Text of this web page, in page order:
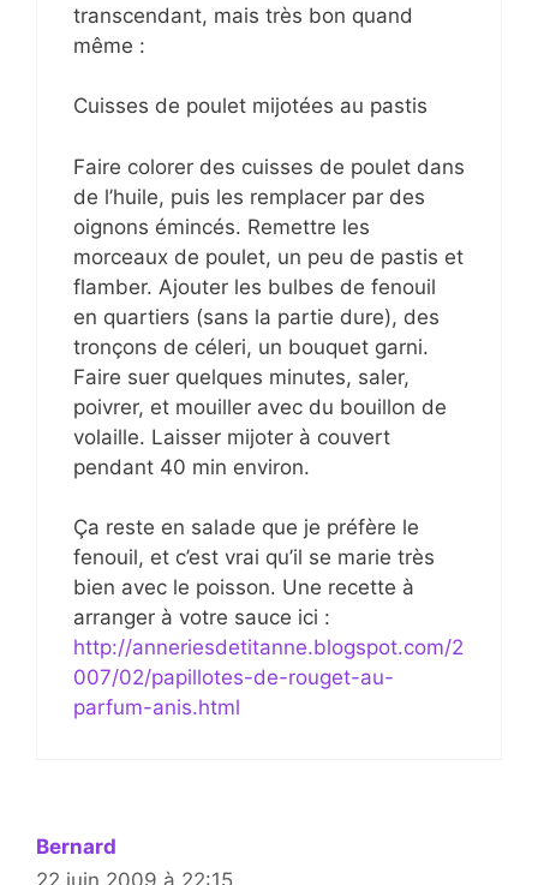
transcendant, mais très bon quand
même :
Cuisses de poulet mijotées au pastis
Faire colorer des cuisses de poulet dans
de l’huile, puis les remplacer par des
oignons émincés. Remettre les
morceaux de poulet, un peu de pastis et
flamber. Ajouter les bulbes de fenouil
en quartiers (sans la partie dure), des
tronçons de céleri, un bouquet garni.
Faire suer quelques minutes, saler,
poivrer, et mouiller avec du bouillon de
volaille. Laisser mijoter à couvert
pendant 40 min environ.
Ça reste en salade que je préfère le
fenouil, et c’est vrai qu’il se marie très
bien avec le poisson. Une recette à
arranger à votre sauce ici :
http://anneriesdetitanne.blogspot.com/2
007/02/papillotes-de-rouget-au-
parfum-anis.html
Bernard